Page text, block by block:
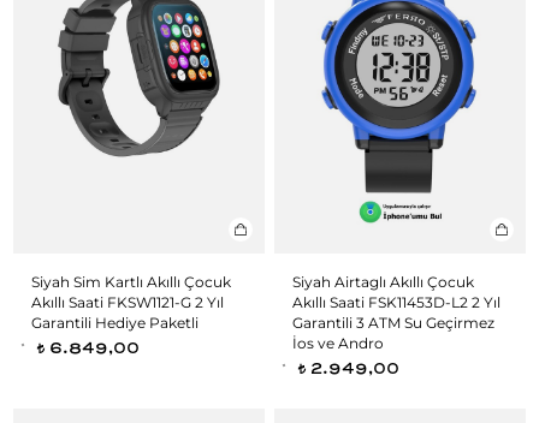
Siyah Sim Kartlı Akıllı Çocuk
Akıllı Saati FKSW1121-G 2 Yıl
Garantili Hediye Paketli
t 6.849,00
Siyah Airtaglı Akıllı Çocuk
Akıllı Saati FSK11453D-L2 2 Yıl
Garantili 3 ATM Su Geçirmez
İos ve Andro
t 2.949,00